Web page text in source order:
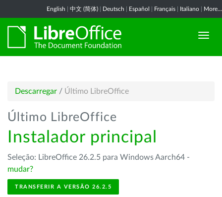
English 中文 (简体) Deutsch Español Français Italiano More...
Descarregar / Último LibreOffice
Último LibreOffice
Instalador principal
Seleção: LibreOffice 26.2.5 para Windows Aarch64 -
mudar?
TRANSFERIR A VERSÃO 26.2.5